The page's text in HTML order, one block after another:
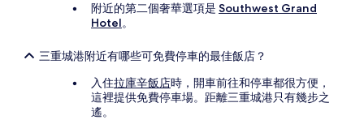
附近的第二個奢華選項是 Southwest Grand
Hotel。
三重城港附近有哪些可免費停車的最佳飯店？
入住拉庫辛飯店時，開車前往和停車都很方便，
這裡提供免費停車場。距離三重城港只有幾步之
遙。